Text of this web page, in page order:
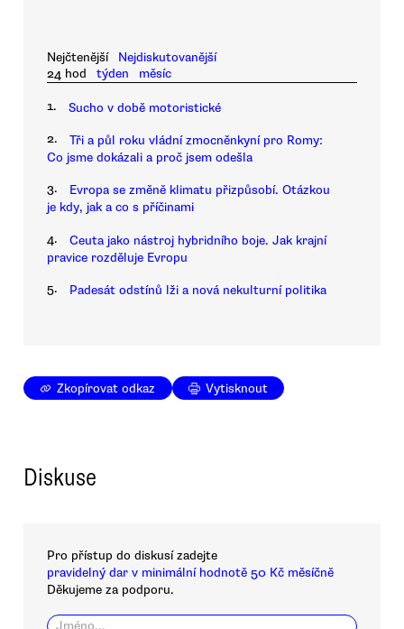
Nejčtenější
Nejdiskutovanější
24 hod
týden měsíc
1. Sucho v době motoristické
2.
Tři a půl roku vládní zmocněnkyní pro Romy:
Co jsme dokázali a proč jsem odešla
3.
Evropa se změně klimatu přizpůsobí. Otázkou
je kdy, jak a co s příčinami
4.
Ceuta jako nástroj hybridního boje. Jak krajní
pravice rozděluje Evropu
5. Padesát odstínů lži a nová nekulturní politika
Zkopírovat odkaz Vytisknout
Diskuse
Pro přístup do diskusí zadejte
pravidelný dar v minimální hodnotě 50 Kč měsíčně
Děkujeme za podporu.